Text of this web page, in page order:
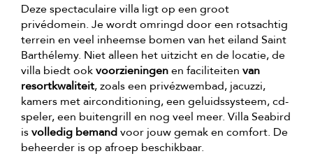
Deze spectaculaire villa ligt op een groot
privédomein. Je wordt omringd door een rotsachtig
terrein en veel inheemse bomen van het eiland Saint
Barthélemy. Niet alleen het uitzicht en de locatie, de
villa biedt ookvoorzieningenen faciliteiten van
resortkwaliteit, zoals een privézwembad, jacuzzi,
kamers met airconditioning, een geluidssysteem, cd-
speler, een buitengrill en nog veel meer. Villa Seabird
isvolledig bemandvoor jouw gemak en comfort. De
beheerder is op afroep beschikbaar.